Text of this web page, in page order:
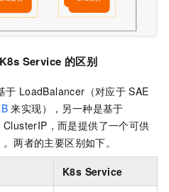
K8s Service 的区别
于 LoadBalancer（对应于 SAE
来实现），另一种是基于
ClusterIP，而是提供了一个可供
两者的主要区别如下。
K8s Service